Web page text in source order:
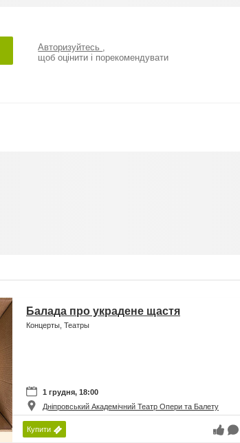
Авторизуйтесь ,
щоб оцінити і порекомендувати
Балада про украдене щастя
Концерты, Театры
1 грудня, 18:00
Дніпровський Академічний Театр Опери та Балету
Купити